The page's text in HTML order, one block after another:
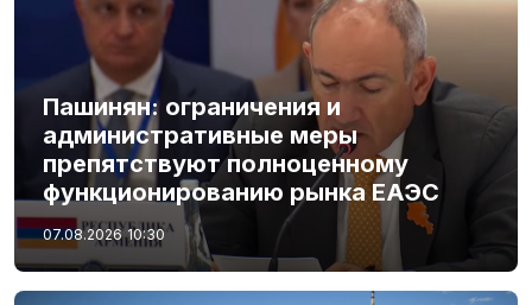
Пашинян: ограничения и
административные меры
препятствуют полноценному
функционированию рынка ЕАЭС
07.08.2026 10:30